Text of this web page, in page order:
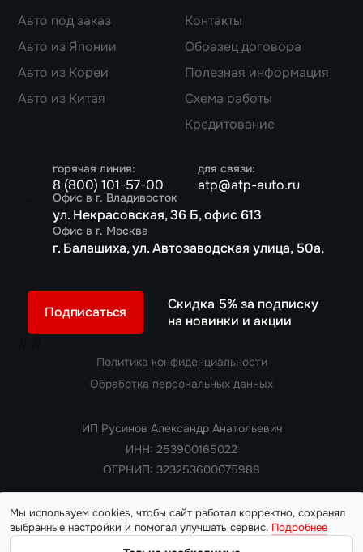
Авто под заказ
Авто из Японии
Авто из Кореи
Авто из Китая
Контакты
Образец договора
Полезная информация
Схема работы
Кредитование
горячая линия:
8 (800) 101-57-00
для связи:
atp@atp-auto.ru
Офис в г. Владивосток
ул. Некрасовская, 36 Б, офис 613
Офис в г. Москва
г. Балашиха, ул. Автозаводская улица, 50а,
Скидка 5% за подписку
на новинки и акции
Подписаться
Copyright 2018 — 2026. Все права защищены
Политика конфиденциальности
Обработка персональных данных
ИП Русинов Александр Анатольевич
ИНН: 253900165022
ОГРНИП: 323253600075988
Мы используем cookies, чтобы сайт работал корректно, сохранял
выбранные настройки и помогал улучшать сервис. Подробнее